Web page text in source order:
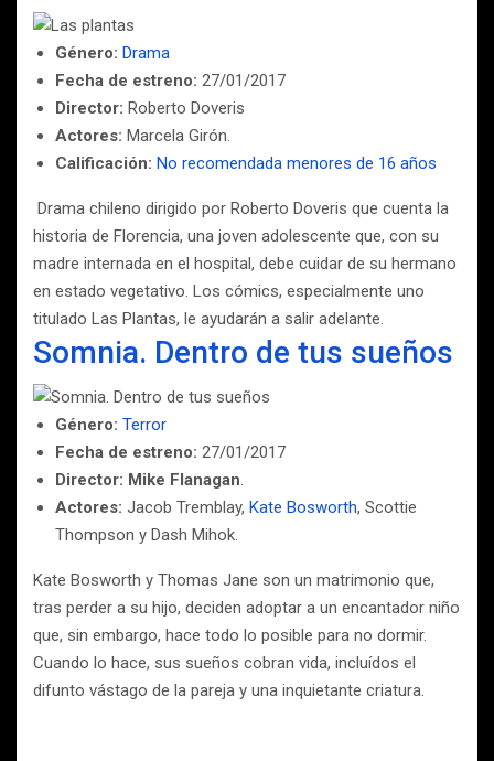
Género: Drama
Fecha de estreno: 27/01/2017
Director: Roberto Doveris
Actores: Marcela Girón.
Calificación: No recomendada menores de 16 años
Drama chileno dirigido por Roberto Doveris que cuenta la
historia de Florencia, una joven adolescente que, con su
madre internada en el hospital, debe cuidar de su hermano
en estado vegetativo. Los cómics, especialmente uno
titulado Las Plantas, le ayudarán a salir adelante.
Somnia. Dentro de tus sueños
Género: Terror
Fecha de estreno: 27/01/2017
Director: Mike Flanagan.
Actores: Jacob Tremblay, Kate Bosworth, Scottie
Thompson y Dash Mihok.
Kate Bosworth y Thomas Jane son un matrimonio que,
tras perder a su hijo, deciden adoptar a un encantador niño
que, sin embargo, hace todo lo posible para no dormir.
Cuando lo hace, sus sueños cobran vida, incluídos el
difunto vástago de la pareja y una inquietante criatura.